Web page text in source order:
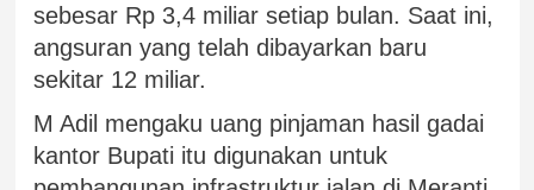
sebesar Rp 3,4 miliar setiap bulan. Saat ini,
angsuran yang telah dibayarkan baru
sekitar 12 miliar.
M Adil mengaku uang pinjaman hasil gadai
kantor Bupati itu digunakan untuk